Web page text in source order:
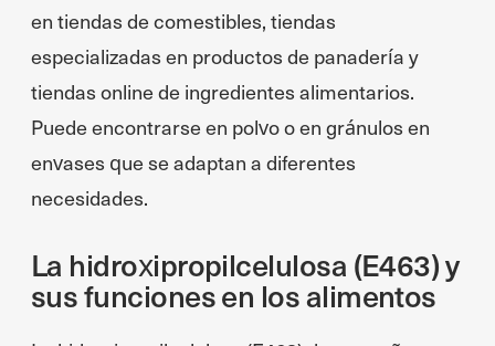
en tiendas de comestibles, tiendas
especializadas en productos de panadería y
tiendas online de ingredientes alimentarios.
Puede encontrarse en polvo o en gránulos en
envases que se adaptan a diferentes
necesidades.
La hidroxipropilcelulosa (E463) y
sus funciones en los alimentos